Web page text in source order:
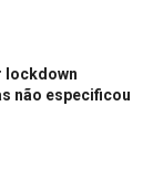
lockdown
não especificou